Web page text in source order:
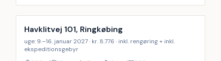
Inkl. rengøring
Havklitvej 101, Ringkøbing
uge: 9.–16. januar 2027 · kr. 8.776 · inkl. rengøring + inkl.
ekspeditionsgebyr